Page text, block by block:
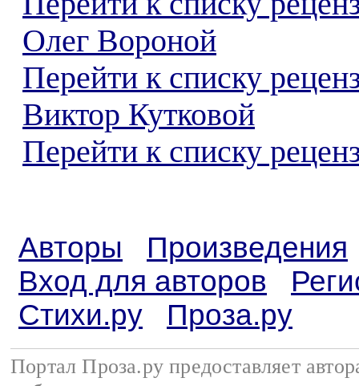
Олег Вороной
Перейти к списку
Виктор Кутковой
Перейти к списку
Авторы
Произведения
Вход для авторов
Стихи.ру
Проза.ру
Портал Проза.ру предоставляет